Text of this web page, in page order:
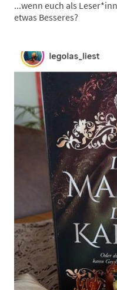
...wenn euch als
etwas Besseres?